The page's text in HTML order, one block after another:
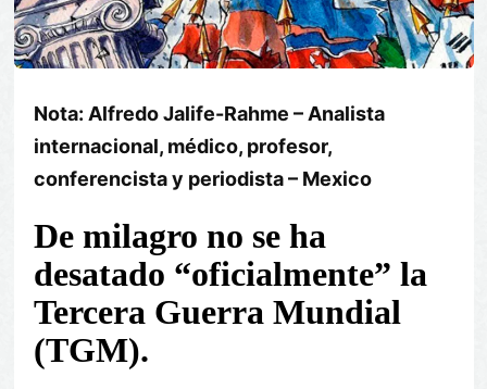
Nota: Alfredo Jalife-Rahme – Analista
internacional, médico, profesor,
conferencista y periodista – Mexico
De milagro no se ha
desatado
oficialmente
la
Tercera Guerra Mundial
(TGM).